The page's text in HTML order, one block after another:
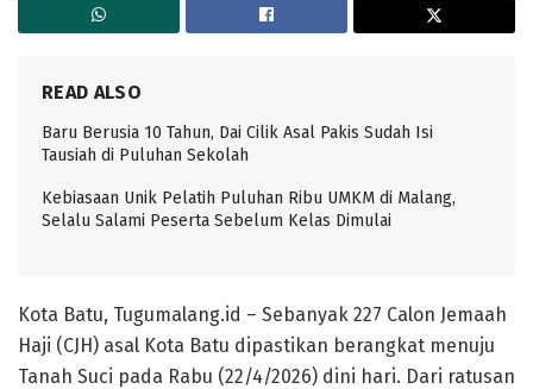
READ ALSO
Baru Berusia 10 Tahun, Dai Cilik Asal Pakis Sudah Isi
Tausiah di Puluhan Sekolah
Kebiasaan Unik Pelatih Puluhan Ribu UMKM di Malang,
Selalu Salami Peserta Sebelum Kelas Dimulai
Kota Batu, Tugumalang.id – Sebanyak 227 Calon Jemaah
Haji (CJH) asal Kota Batu dipastikan berangkat menuju
Tanah Suci pada Rabu (22/4/2026) dini hari. Dari ratusan